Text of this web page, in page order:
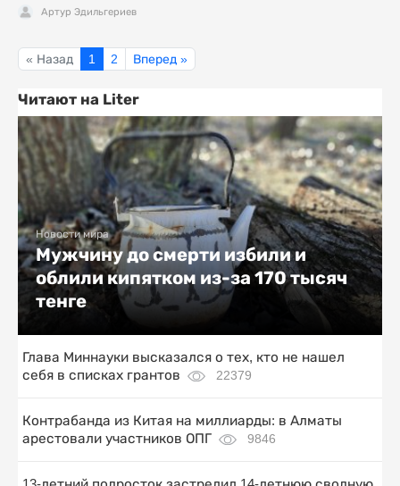
Артур Эдильгериев
« Назад 1 2 Вперед »
Читают на Liter
Новости мира
Мужчину до смерти избили и
облили кипятком из-за 170 тысяч
тенге
Глава Миннауки высказался о тех, кто не нашел
себя в списках грантов
22379
Контрабанда из Китая на миллиарды: в Алматы
арестовали участников ОПГ
9846